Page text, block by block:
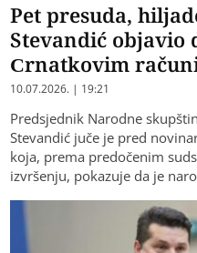
Pet presuda,
Stevandić objavio
Crnatkovim
10.07.2026. | 19:21
Predsjednik Narodne
Stevandić juče je pred
koja, prema predočenim
izvršenju, pokazuje da je